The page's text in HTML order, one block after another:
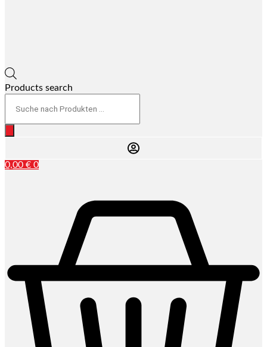
Products search
0,00 € 0